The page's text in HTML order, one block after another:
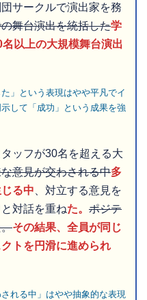
サークルで演出家を務
舞台演出を統括した学
以上の大規模舞台演出
た」という表現はやや平凡でイ
して「成功」という成果を強
ッフが30名を超える大
意見が交わされる中多
る中 、対立する意見を
対話を重ねた。 ポジテ
その結果、全員が同じ
トを円滑に進められ
れる中」はやや抽象的な表現